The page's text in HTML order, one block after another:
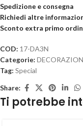
Spedizione e consegna
Richiedi altre
Sconto extra primo
COD: 17-DA3N
Categorie:
Tag: Special
Share:
Ti potrebbe